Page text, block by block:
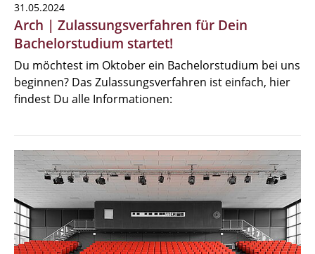
31.05.2024
Arch | Zulassungsverfahren für Dein
Bachelorstudium startet!
Du möchtest im Oktober ein Bachelorstudium bei uns
beginnen? Das Zulassungsverfahren ist einfach, hier
findest Du alle Informationen: